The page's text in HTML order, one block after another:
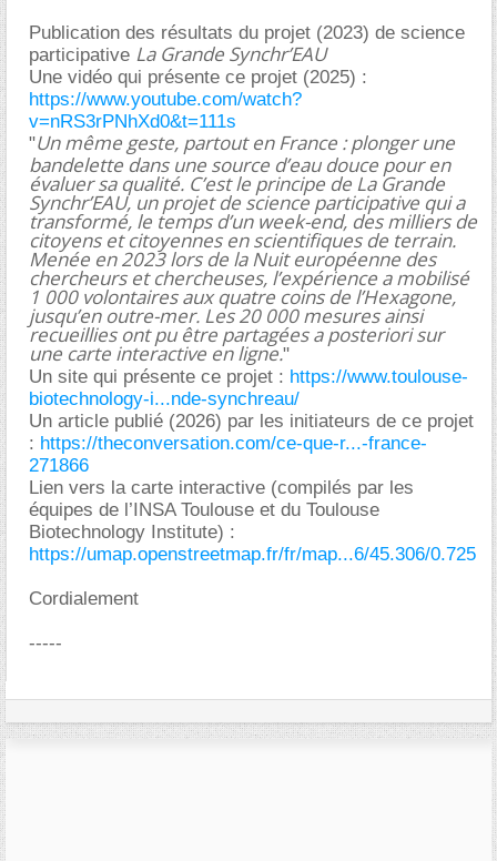
Publication des résultats du projet (2023) de science
participative La Grande Synchr’EAU
Une vidéo qui présente ce projet (2025) :
https://www.youtube.com/watch?
v=nRS3rPNhXd0&t=111s
"Un même geste, partout en France : plonger une
bandelette dans une source d’eau douce pour en
évaluer sa qualité. C’est le principe de La Grande
Synchr’EAU, un projet de science participative qui a
transformé, le temps d’un week-end, des milliers de
citoyens et citoyennes en scientifiques de terrain.
Menée en 2023 lors de la Nuit européenne des
chercheurs et chercheuses, l’expérience a mobilisé
1 000 volontaires aux quatre coins de l’Hexagone,
jusqu’en outre-mer. Les 20 000 mesures ainsi
recueillies ont pu être partagées a posteriori sur
une carte interactive en ligne."
Un site qui présente ce projet : https://www.toulouse-
biotechnology-i...nde-synchreau/
Un article publié (2026) par les initiateurs de ce projet
: https://theconversation.com/ce-que-r...-france-
271866
Lien vers la carte interactive (compilés par les
équipes de l’INSA Toulouse et du Toulouse
Biotechnology Institute) :
https://umap.openstreetmap.fr/fr/map...6/45.306/0.725
Cordialement
-----